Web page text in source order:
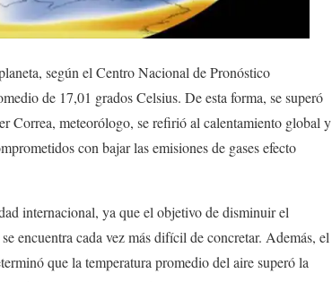
según el Centro Nacional de Pronóstico
de 17,01 grados Celsius. De esta forma, se superó
Correa, meteorólogo, se refirió al calentamiento global y
con bajar las emisiones de gases efecto
internacional, ya que el objetivo de disminuir el
encuentra cada vez más difícil de concretar. Además, el
que la temperatura promedio del aire superó la